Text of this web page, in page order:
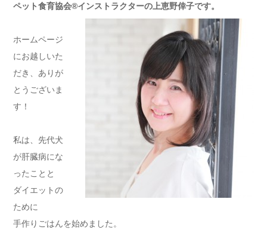
ペット食育協会®️インストラクターの上恵野倖子です。
ホームページ
にお越しいた
だき、ありが
とうございま
す！
私は、先代犬
が肝臓病にな
ったことと
ダイエットの
ために
手作りごはんを始めました。